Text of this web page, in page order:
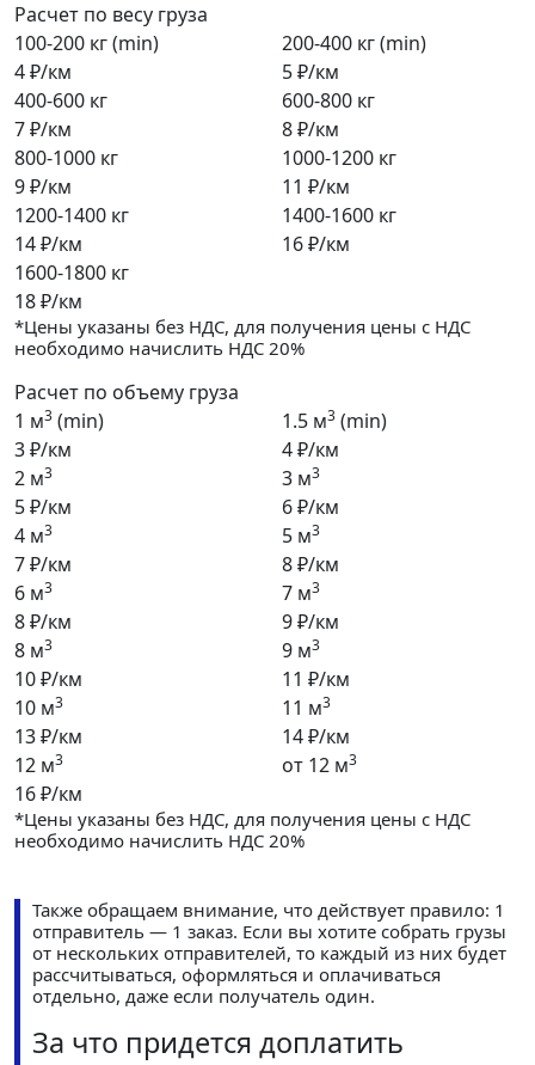
Расчет по весу груза
100-200 кг (min)
4 ₽/км
200-400 кг (min)
5 ₽/км
400-600 кг
7 ₽/км
600-800 кг
8 ₽/км
800-1000 кг
9 ₽/км
1000-1200 кг
11 ₽/км
1200-1400 кг
14 ₽/км
1400-1600 кг
16 ₽/км
1600-1800 кг
18 ₽/км
*Цены указаны без НДС, для получения цены с НДС
необходимо начислить НДС 20%
Расчет по объему груза
1 м3 (min)
3 ₽/км
1.5 м3 (min)
4 ₽/км
2 м3
5 ₽/км
3 м3
6 ₽/км
4 м3
7 ₽/км
5 м3
8 ₽/км
6 м3
8 ₽/км
7 м3
9 ₽/км
8 м3
10 ₽/км
9 м3
11 ₽/км
10 м3
13 ₽/км
11 м3
14 ₽/км
12 м3
16 ₽/км
от 12 м3
*Цены указаны без НДС, для получения цены с НДС
необходимо начислить НДС 20%
Также обращаем внимание, что действует правило: 1
отправитель — 1 заказ. Если вы хотите собрать грузы
от нескольких отправителей, то каждый из них будет
рассчитываться, оформляться и оплачиваться
отдельно, даже если получатель один.
За что придется доплатить